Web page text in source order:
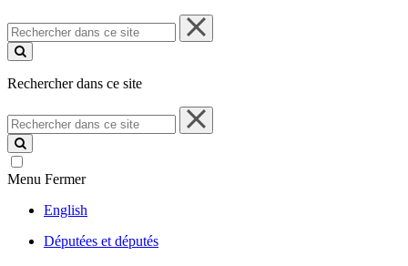
Rechercher
dans
ce
Rechercher dans ce site
Rechercher
dans
ce
site
Menu Fermer
English
Députées et députés